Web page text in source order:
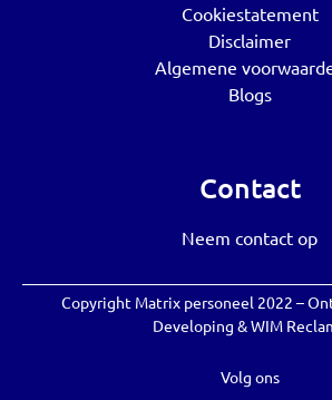
Cookiestatement
Disclaimer
Algemene
Blogs
Contact
Neem contact op
Copyright Matrix personeel 2022 –
Developing &WIM
Volg ons